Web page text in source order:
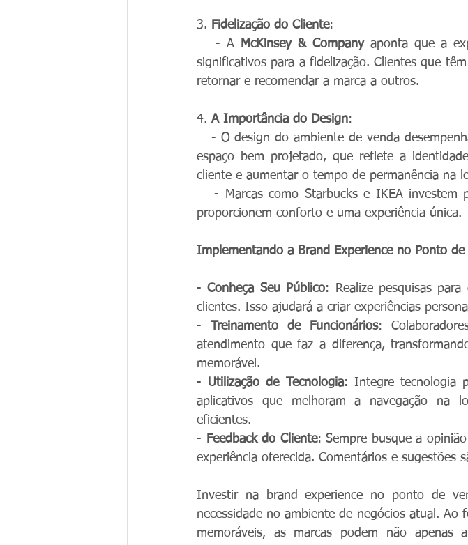
3. Fidelização do Cliente:
- A
McKinsey & Company aponta que a
significativos para a fidelização. Clientes que
retornar e recomendar a marca a outros.
4. A Importância do Design:
- O design do ambiente de venda
espaço bem projetado, que reflete a
cliente e aumentar o tempo de permanência na
- Marcas como Starbucks e IKEA investem
proporcionem conforto e uma experiência única.
Implementando a Brand Experience no Ponto de
- Conheça Seu Público: Realize pesquisas
clientes. Isso ajudará a criar experiências
- Treinamento de Funcionários:
atendimento que faz a diferença,
memorável.
- Utilização de Tecnologia: Integre tecnologia
aplicativos que melhoram a navegação na
eficientes.
-
Feedback do Cliente: Sempre busque a
experiência oferecida. Comentários e sugestões
Investir na brand experience no ponto de
necessidade no ambiente de negócios atual. Ao
memoráveis, as marcas podem não apenas